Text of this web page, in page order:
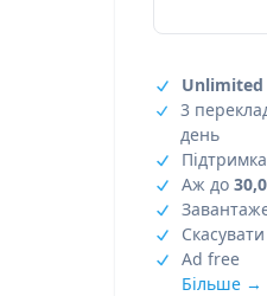
Unlimited
3
день
Аж до
Ad free
Більше →